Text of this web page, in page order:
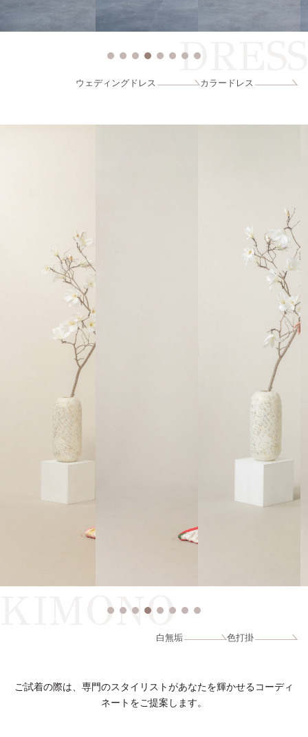
DRESS
ウェディングドレス カラードレス
KIMONO
白無垢 色打掛
ご試着の際は、専門のスタイリストがあなたを輝かせるコーディ
ネートをご提案します。